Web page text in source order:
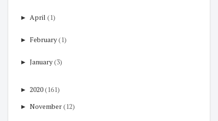
► April (1)
► February(1)
► January(3)
► 2020(161)
► November(12)